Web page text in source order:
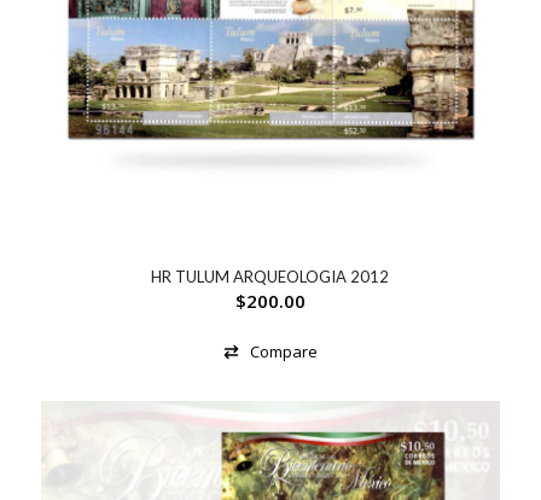
HR TULUM ARQUEOLOGIA 2012
$200.00
Compare